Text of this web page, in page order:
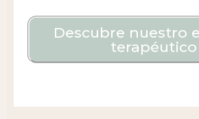
Descubre nuestro
terapéutico